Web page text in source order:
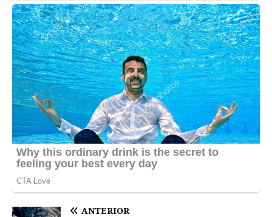
ANTERIOR